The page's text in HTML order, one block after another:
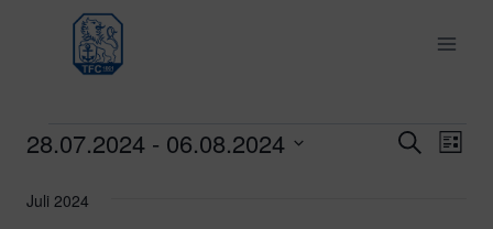
springen
Veranstaltungen SucheListe
28.07.2024 - 06.08.2024
wählen.
Juli 2024